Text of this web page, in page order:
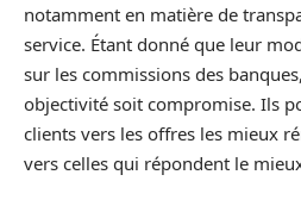
notamment en matière de
service. Étant donné que leur
sur les commissions des
objectivité soit compromise. Ils
clients vers les offres les mieux
vers celles qui répondent le